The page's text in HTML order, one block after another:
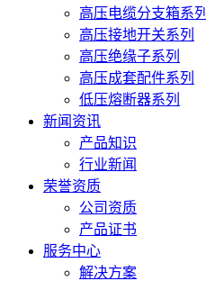
高压电缆分支箱系列
高压接地开关系列
高压绝缘子系列
高压成套配件系列
低压熔断器系列
新闻资讯
产品知识
行业新闻
荣誉资质
公司资质
产品证书
服务中心
解决方案